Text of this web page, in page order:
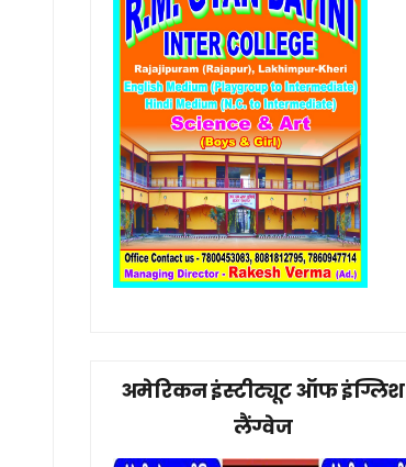
अमेरिकन इंस्टीट्यूट ऑफ इंग्लिश
लैंग्वेज